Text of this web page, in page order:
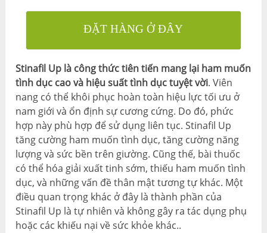
ĐẶT HÀNG Ở ĐÂY
Stinafil Up là công thức tiên tiến mang lại ham muốn
tình dục cao và hiệu suất tình dục tuyệt vời. Viên
nang có thể khôi phục hoàn toàn hiệu lực tối ưu ở
nam giới và ổn định sự cương cứng. Do đó, phức
hợp này phù hợp để sử dụng liên tục. Stinafil Up
tăng cường ham muốn tình dục, tăng cường năng
lượng và sức bền trên giường. Cũng thế, bài thuốc
có thể hóa giải xuất tinh sớm, thiếu ham muốn tình
dục, và những vấn đề thân mật tương tự khác. Một
điều quan trọng khác ở đây là thành phần của
Stinafil Up là tự nhiên và không gây ra tác dụng phụ
hoặc các khiếu nại về sức khỏe khác..